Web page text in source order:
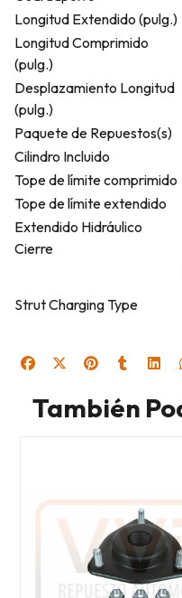
Longitud Extendido (pulg.)
Longitud Comprimido
(pulg.)
Desplazamiento Longitud
(pulg.)
Paquete de Repuestos(s)
Cilindro Incluido
Tope de límite comprimido
Tope de límite extendido
Extendido Hidráulico
Cierre
Strut Charging Type
También